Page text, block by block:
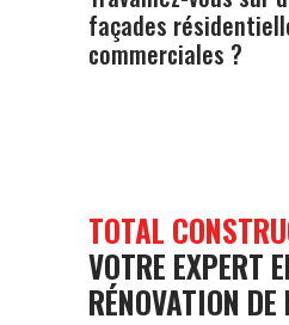
spécialisés dans la
préservation des
tout en conservant leur
façades
commerciales ?
TOTAL
VOTRE EXPERT
RÉNOVATION DE